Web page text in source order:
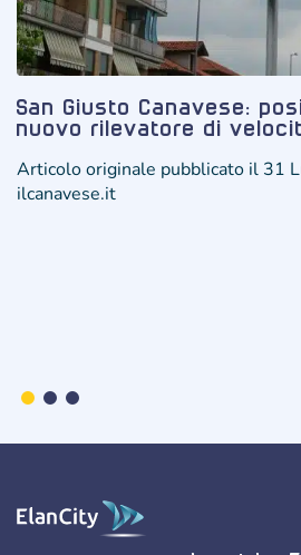
San Giusto Canavese:
nuovo rilevatore di
Articolo originale pubblicato il 31
ilcanavese.it